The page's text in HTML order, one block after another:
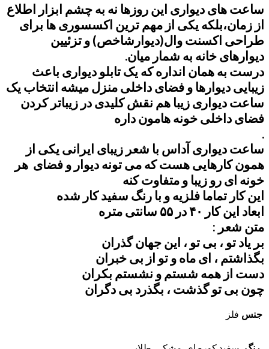
ساعت های دیواری این روزها نه به چشم ابزار اطلاع
از زمان،بلکه یکی از مهم ترین اکسسوری ها برای
طراحی اکسنت وال(دیوارشاخص) و تزئیین
دیوارهای خانه به شمار میان.
درست به همان انداره که یک تابلو دیواری باعث
زیبایی دیوارها و فضای داخلی منزل میشه انتخاب یک
ساعت دیواری زیبا هم نقش کلیدی در زیباتر کردن
فضای داخلی خونه هامون داره
.
ساعت دیواری آداس با شعر زیبای ایرانی یکی از
همون کارهایی هست که می تونه دیوار و فضای هر
خونه ای رو زیبا و متفاوت کنه
این کار تماما فلزیه و با رنگ سفید کار شده
ابعاد این کار ۴۰ در ۵۵ سانتی متره
متن شعر :
بر یاد تو ، بی تو ، این جهان گذران
بگذاشتم ، ای ماه و تو از بی خبران
دست از همه شستم و نشستم بکران
چون بی تو گذشت ، بگذرد بی دگران
جنس فلز